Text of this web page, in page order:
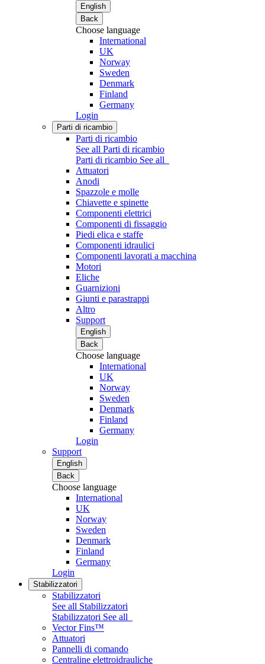
English
Back
Choose language
International
UK
Norway
Sweden
Denmark
Finland
Germany
Login
Parti di ricambio
Parti di ricambio
See all Parti di ricambio
Parti di ricambio See all
Attuatori
Anodi
Spazzole e molle
Chiavette e spinette
Componenti elettrici
Componenti di fissaggio
Piedi elica e staffe
Componenti idraulici
Componenti lavorati a macchina
Motori
Eliche
Guarnizioni
Giunti e parastrappi
Altro
Support
English
Back
Choose language
International
UK
Norway
Sweden
Denmark
Finland
Germany
Login
Support
English
Back
Choose language
International
UK
Norway
Sweden
Denmark
Finland
Germany
Login
Stabilizzatori
Stabilizzatori
See all Stabilizzatori
Stabilizzatori See all
Vector Fins™
Attuatori
Pannelli di comando
Centraline elettroidrauliche